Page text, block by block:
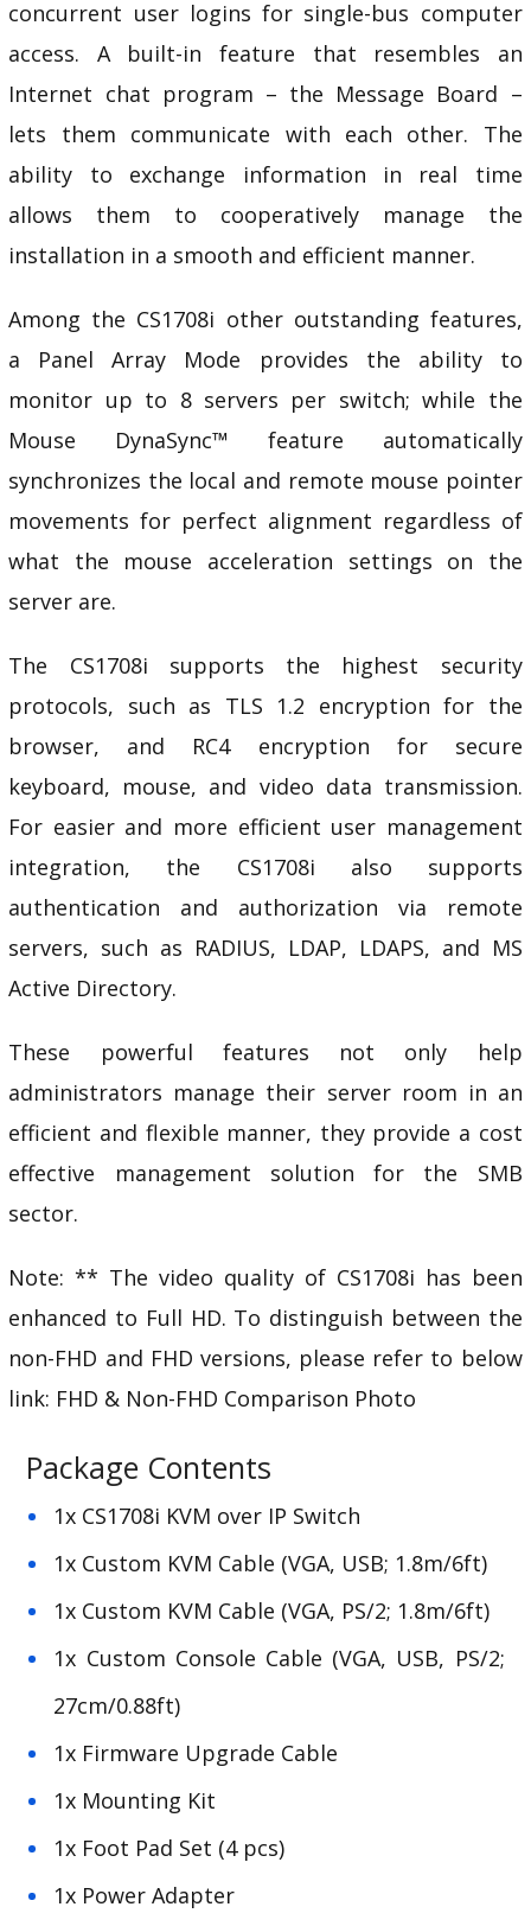
concurrent user logins for single-bus computer
access. A built-in feature that resembles an
Internet chat program – the Message Board –
lets them communicate with each other. The
ability to exchange information in real time
allows them to cooperatively manage the
installation in a smooth and efficient manner.
Among the CS1708i other outstanding features,
a
Panel Array Mode
provides the ability to
monitor up to 8 servers per switch; while the
Mouse DynaSync™ feature automatically
synchronizes the local and remote mouse pointer
movements for perfect alignment regardless of
what the mouse acceleration settings on the
server are.
The CS1708i supports the highest security
protocols, such as TLS 1.2 encryption for the
browser, and RC4 encryption for secure
keyboard, mouse, and video data transmission.
For easier and more efficient user management
integration, the CS1708i also supports
authentication and authorization via remote
servers, such as RADIUS, LDAP, LDAPS, and MS
Active Directory.
These powerful features not only help
administrators manage their server room in an
efficient and flexible manner, they provide a cost
effective management solution for the SMB
sector.
Note: ** The video quality of CS1708i has been
enhanced to Full HD. To distinguish between the
non-FHD and FHD versions, please refer to below
link: FHD & Non-FHD Comparison Photo
Package Contents
1x CS1708i KVM over IP Switch
1x Custom KVM Cable (VGA, USB; 1.8m/6ft)
1x Custom KVM Cable (VGA, PS/2; 1.8m/6ft)
1x Custom Console Cable (VGA, USB, PS/2;
27cm/0.88ft)
1x Firmware Upgrade Cable
1x Mounting Kit
1x Foot Pad Set (4 pcs)
1x Power Adapter